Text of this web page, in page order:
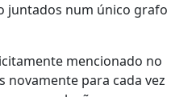
juntados num único grafo
mencionado no
para cada vez